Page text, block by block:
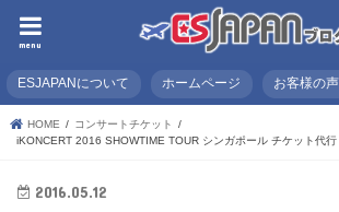
menu
ESJAPANについて ホームページ お客様の声
HOME
コンサートチケット
iKONCERT 2016 SHOWTIME TOUR シンガポール チケット代行
2016.05.12